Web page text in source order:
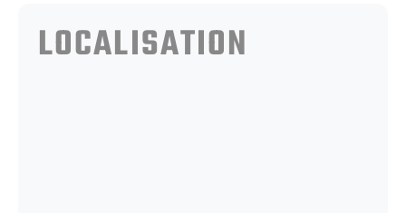
LOCALISATION